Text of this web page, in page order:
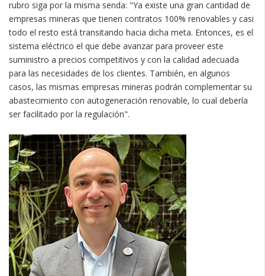
rubro siga por la misma senda: "Ya existe una gran cantidad de
empresas mineras que tienen contratos 100% renovables y casi
todo el resto está transitando hacia dicha meta. Entonces, es el
sistema eléctrico el que debe avanzar para proveer este
suministro a precios competitivos y con la calidad adecuada
para las necesidades de los clientes. También, en algunos
casos, las mismas empresas mineras podrán complementar su
abastecimiento con autogeneración renovable, lo cual debería
ser facilitado por la regulación".